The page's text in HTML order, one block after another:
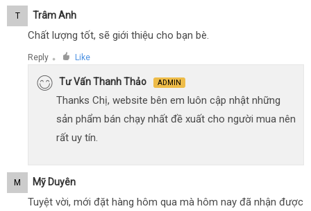
T Trâm Anh
Chất lượng tốt, sẽ giới thiệu cho bạn bè.
Reply ● Like
Tư Vấn Thanh Thảo ADMIN
Thanks Chị, website bên em luôn cập nhật những
sản phẩm bán chạy nhất đề xuất cho người mua nên
rất uy tín.
M Mỹ Duyên
Tuyệt vời, mới đặt hàng hôm qua mà hôm nay đã nhận được